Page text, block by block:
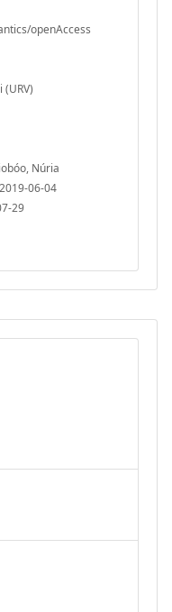
openAccess
Núria
2019-06-04
29